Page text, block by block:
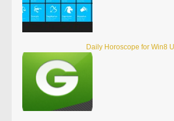
Daily Horoscope for Win8 UI